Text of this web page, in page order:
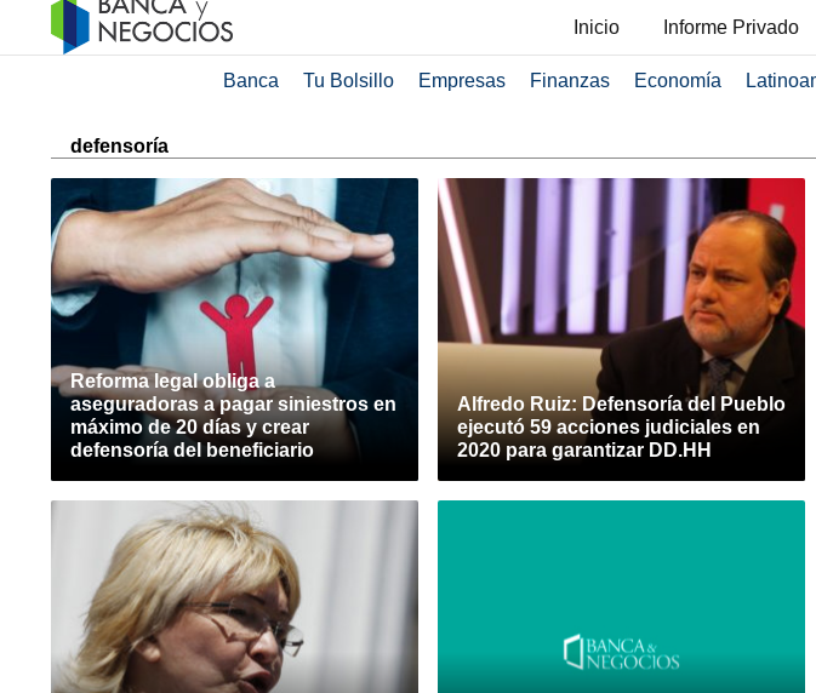
Inicio Informe Privado
Banca Tu Bolsillo Empresas Finanzas Economía
defensoría
Reforma legal obliga a
aseguradoras a pagar siniestros en
máximo de 20 días y crear
defensoría del beneficiario
Alfredo Ruiz: Defensoría del Pueblo
ejecutó 59 acciones judiciales en
2020 para garantizar DD.HH